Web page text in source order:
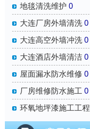
地毯清洗维护 0
大连厂房外墙清洗0
大连高空外墙冲洗0
大连酒店外墙清洁0
屋面漏水防水维修 0
厂房维修防水施工0
环氧地坪漆施工工程